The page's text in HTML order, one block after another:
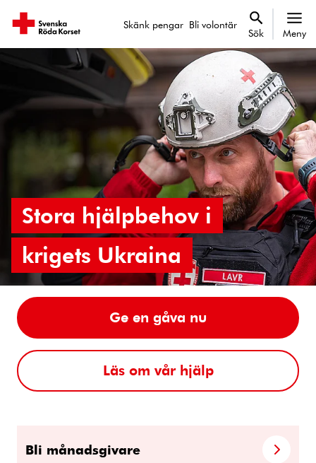
Skänk pengar Bli volontär
Sök Meny
Stora hjälpbehov i
krigets Ukraina
Ge en gåva nu
Läs om vår hjälp
Bli månadsgivare